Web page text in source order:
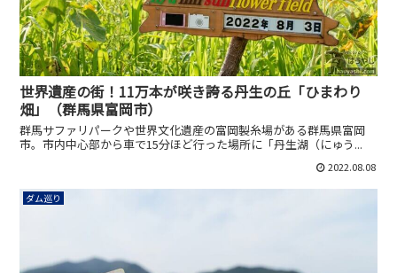
世界遺産の街！11万本が咲き誇る丹生の丘「ひまわり
畑」（群馬県富岡市）
群馬サファリパークや世界文化遺産の富岡製糸場がある群馬県富岡
市。市内中心部から車で15分ほど行った場所に「丹生湖（にゅう...
2022.08.08
ダム巡り